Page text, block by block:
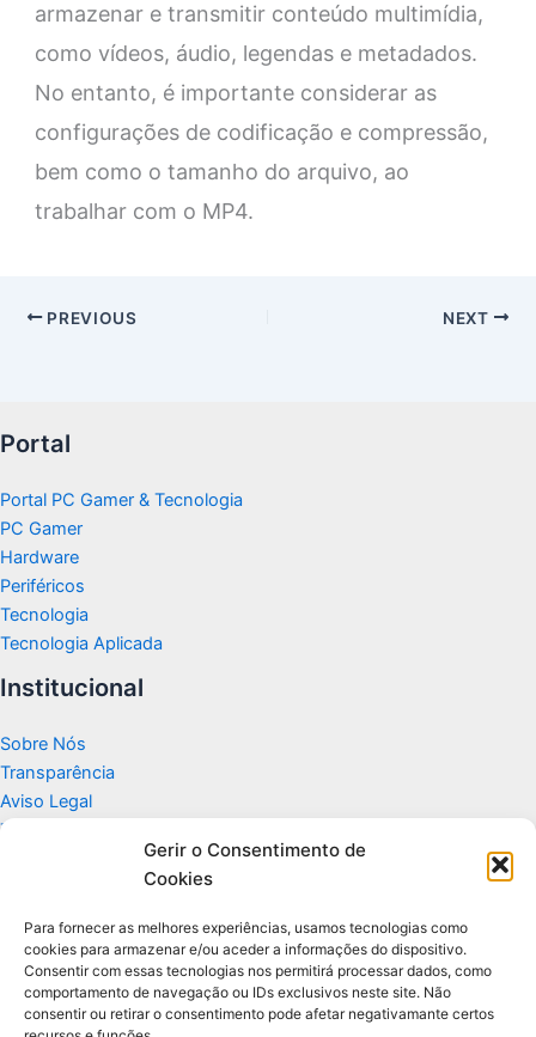
Gerir o Consentimento de
Cookies
Para fornecer as melhores experiências, usamos tecnologias como
cookies para armazenar e/ou aceder a informações do dispositivo.
Consentir com essas tecnologias nos permitirá processar dados, como
comportamento de navegação ou IDs exclusivos neste site. Não
consentir ou retirar o consentimento pode afetar negativamante certos
armazenar e transmitir conteúdo multimídia,
como vídeos, áudio, legendas e metadados.
No entanto, é importante considerar as
configurações de codificação e compressão,
bem como o tamanho do arquivo, ao
trabalhar com o MP4.
PREVIOUS NEXT
Portal
Portal PC Gamer & Tecnologia
PC Gamer
Hardware
Periféricos
Tecnologia
Tecnologia Aplicada
Institucional
Sobre Nós
Transparência
Aviso Legal
Termos de Uso
Politicas de Privacidade e Cookies
Apoio
Glossário de Tecnologia